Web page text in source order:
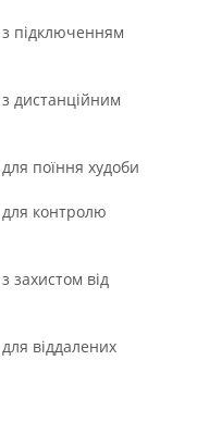
підключенням
дистанційним
поїння худоби
для контролю
захистом від
віддалених